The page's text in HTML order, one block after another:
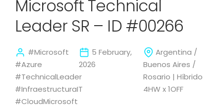
Microsoft Technical
Leader SR – ID #00266
#Microsoft
#Azure
#TechnicalLeader
#InfraestructuraIT
#CloudMicrosoft
5 February,
2026
Argentina /
Buenos Aires /
Rosario | Híbrido
4HW x 1OFF